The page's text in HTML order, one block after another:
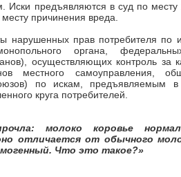
Иски предъявляются в суд по месту
причинения вреда.
нарушенных прав потребителя по
органа,
осуществляющих контроль за
местного самоуправления,
по искам, предъявляемым в
круга потребителей.
молоко коровье
отличается от обычного
Что это такое?»